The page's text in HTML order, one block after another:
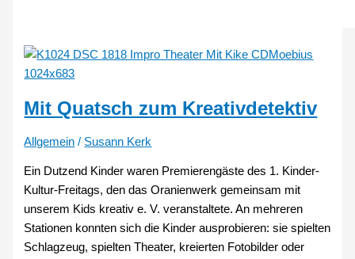
Mit Quatsch zum Kreativdetektiv
Allgemein / Susann Kerk
Ein Dutzend Kinder waren Premierengäste des 1. Kinder-
Kultur-Freitags, den das Oranienwerk gemeinsam mit
unserem Kids kreativ e. V. veranstaltete. An mehreren
Stationen konnten sich die Kinder ausprobieren: sie spielten
Schlagzeug, spielten Theater, kreierten Fotobilder oder